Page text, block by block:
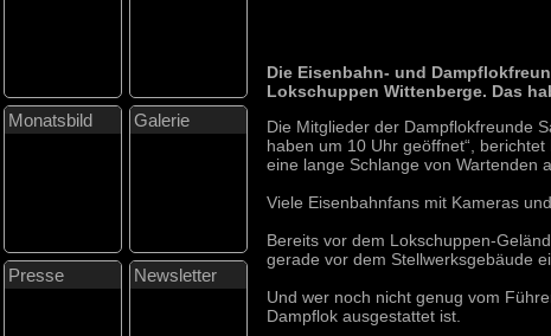
Monatsbild Galerie
Presse Newsletter
Die Eisenbahn- und
Lokschuppen Wittenberge. Das
Die Mitglieder der Dampflokfreunde
haben um 10 Uhr geöffnet“,
eine lange Schlange von Wartenden
Viele Eisenbahnfans mit Kameras
Bereits vor dem Lokschuppen-
gerade vor dem Stellwerksgebäude
Und wer noch nicht genug vom
Dampflok ausgestattet ist.